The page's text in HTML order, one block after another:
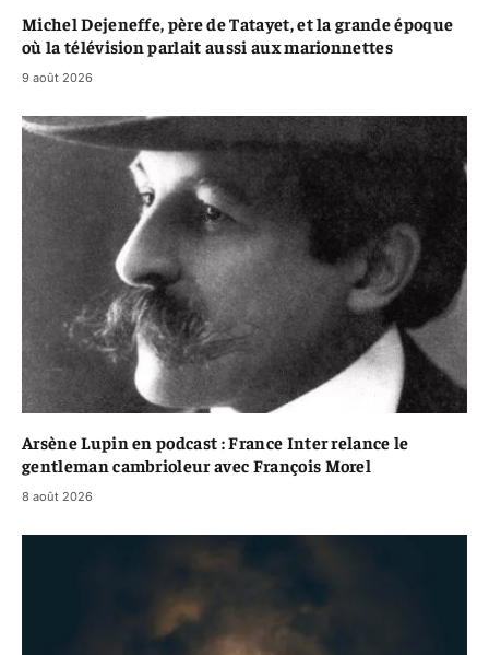
Michel Dejeneffe, père de Tatayet, et la grande époque
où la télévision parlait aussi aux marionnettes
9 août 2026
Arsène Lupin en podcast : France Inter relance le
gentleman cambrioleur avec François Morel
8 août 2026